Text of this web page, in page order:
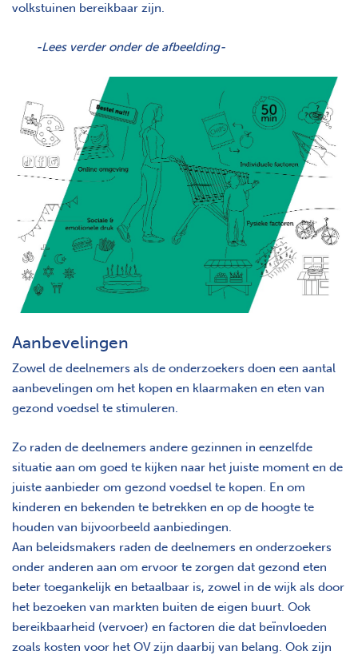
volkstuinen bereikbaar zijn.
-Lees verder onder de afbeelding-
Aanbevelingen
Zowel de deelnemers als de onderzoekers doen een aantal
aanbevelingen om het kopen en klaarmaken en eten van
gezond voedsel te stimuleren.
Zo raden de deelnemers andere gezinnen in eenzelfde
situatie aan om goed te kijken naar het juiste moment en de
juiste aanbieder om gezond voedsel te kopen. En om
kinderen en bekenden te betrekken en op de hoogte te
houden van bijvoorbeeld aanbiedingen.
Aan beleidsmakers raden de deelnemers en onderzoekers
onder anderen aan om ervoor te zorgen dat gezond eten
beter toegankelijk en betaalbaar is, zowel in de wijk als door
het bezoeken van markten buiten de eigen buurt. Ook
bereikbaarheid (vervoer) en factoren die dat beïnvloeden
zoals kosten voor het OV zijn daarbij van belang. Ook zijn